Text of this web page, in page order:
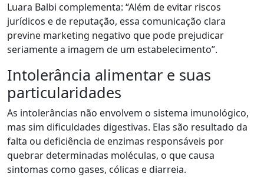
Luara Balbi complementa: “Além de evitar riscos
jurídicos e de reputação, essa comunicação clara
previne marketing negativo que pode prejudicar
seriamente a imagem de um estabelecimento”.
Intolerância alimentar e suas
particularidades
As intolerâncias não envolvem o sistema imunológico,
mas sim dificuldades digestivas. Elas são resultado da
falta ou deficiência de enzimas responsáveis por
quebrar determinadas moléculas, o que causa
sintomas como gases, cólicas e diarreia.